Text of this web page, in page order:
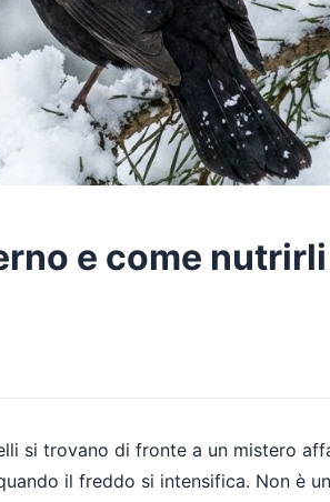
e come nutrirli
si trovano di fronte a un mistero
il freddo si intensifica. Non è